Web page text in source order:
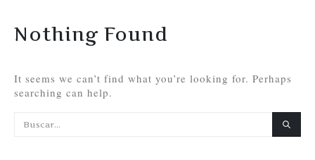
Nothing Found
It seems we can’t find what you’re looking for. Perhaps
searching can help.